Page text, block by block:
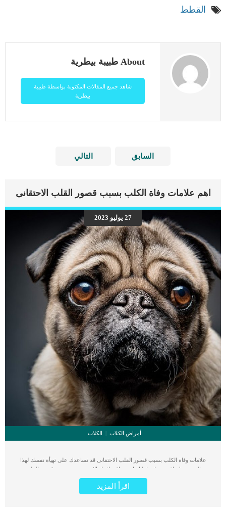
القطط
About طبيبة بيطرية
شاهد جميع المقالات المكتوبة بواسطة طبيبة
بيطرية
السابق التالي
اهم علامات وفاة الكلب بسبب قصور القلب الاحتقانى
27 يوليو 2023
أمراض الكلاب الكلاب
علامات وفاة الكلب بسبب قصور القلب الاحتقانى قد تساعدك على تهيأة نفسك لهذا
الحدث, واتخاذ جميع احتياطتك انت وباقى افراد الاسرة. يعتبر مرض قصور القلب
الاحتقانى من اخطر الحالات المرضية التى يمكن ان يتعرض لها جميع الكائنات الحية بما فى
ذلك الكلاب والقطط. كما ان القلب يعتبر عضوا رئيسيا فى جسم الكلاب, واى قصور به
اقرأ المزيد